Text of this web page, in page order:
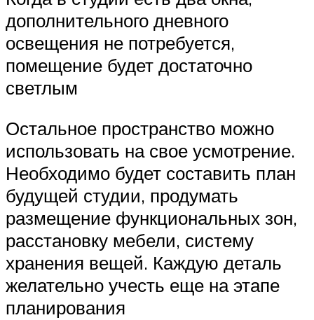
дополнительного дневного
освещения не потребуется,
помещение будет достаточно
светлым
Остальное пространство можно
использовать на свое усмотрение.
Необходимо будет составить план
будущей студии, продумать
размещение функциональных зон,
расстановку мебели, систему
хранения вещей. Каждую деталь
желательно учесть еще на этапе
планирования